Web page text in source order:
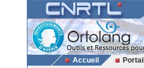
Accueil